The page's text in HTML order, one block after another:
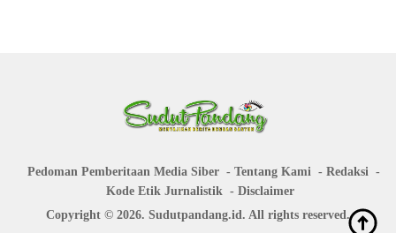
Pedoman Pemberitaan Media Siber Tentang Kami
Redaksi
Kode Etik Jurnalistik
Disclaimer
Copyright © 2026. Sudutpandang.id. All rights reserved.